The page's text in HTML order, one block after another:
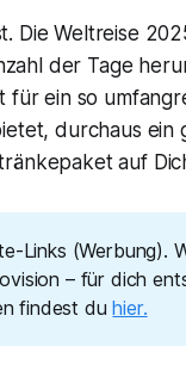
Die Weltreise
der Tage
für ein so
durchaus ein
auf
Links (Werbung).
– für dich
findest duhier.